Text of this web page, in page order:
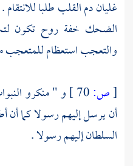
غليان دم القلب طلبا
الضحك خفة روح تكون
والتعجب استعظام للمتعجب
[ص:
و " منكرو
أن يرسل إليهم رسولا كما أن
السلطان إليهم رسولا .